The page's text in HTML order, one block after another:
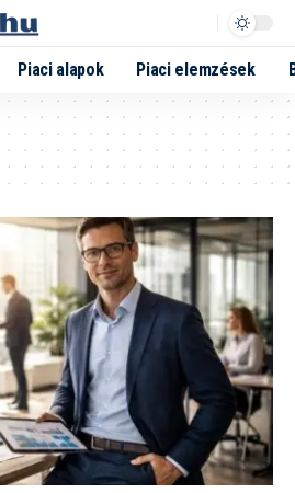
Piaci alapok Piaci elemzések